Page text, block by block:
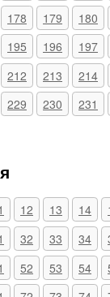
178 179 180
195 196 197
212 213 214
229 230 231
12 13 14
32 33 34
52 53 54